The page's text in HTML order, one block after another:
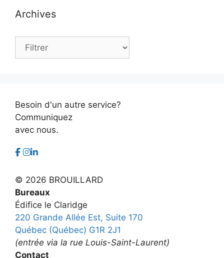
Archives
Archives
Besoin d'un autre service?
Communiquez
avec nous.
© 2026 BROUILLARD
Bureaux
Édifice le Claridge
220 Grande Allée Est, Suite 170
Québec (Québec) G1R 2J1
(entrée via la rue Louis-Saint-Laurent)
Contact